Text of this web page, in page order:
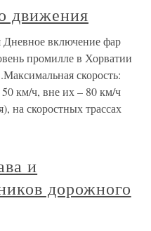
движения
включение фар
промилле в Хорватии
скорость:
км/ч, вне их – 80 км/ч
на скоростных трассах
и
дорожного